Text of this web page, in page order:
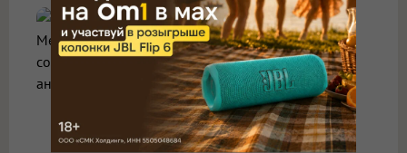
Дмитрий Медведев
пообещал создать
российский аналог
AliExpress
10:40, 14 декабря 2015
#AliExpress